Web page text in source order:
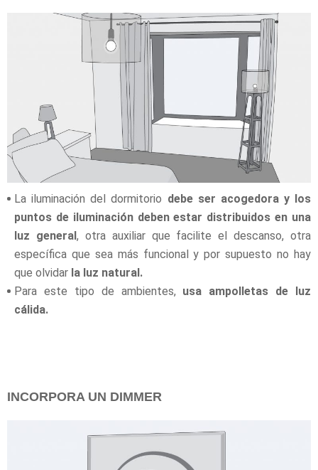
La iluminación del dormitorio debe ser acogedora y los
puntos de iluminación deben estar distribuidos en una
luz general, otra auxiliar que facilite el descanso, otra
específica que sea más funcional y por supuesto no hay
que olvidar la luz natural.
Para este tipo de ambientes, usa ampolletas de luz
cálida.
INCORPORA UN DIMMER